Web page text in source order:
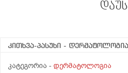
კითხვა-პასუხი - დერმატოლოგია
კატეგორია - დერმატოლოგია